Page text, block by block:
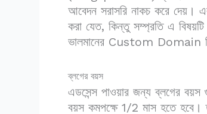
আবেদন সরাসরি নাকচ করে
করা যেত, কিন্তু সম্প্রতি এ
ভালমানের Custom Domain
ব্লগের বয়স
এডসেন্স পাওয়ার জন্য ব্লগের
বয়স কমপক্ষে 1/2 মাস হতে